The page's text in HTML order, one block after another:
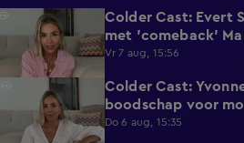
6:49
Colder Cast: Evert
met 'comeback'
Vr 7 aug, 15:56
Colder Cast:
boodschap voor
Do 6 aug, 15:35